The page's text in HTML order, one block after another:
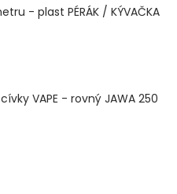
- plast PÉRÁK / KÝVAČKA
VAPE - rovný JAWA 250